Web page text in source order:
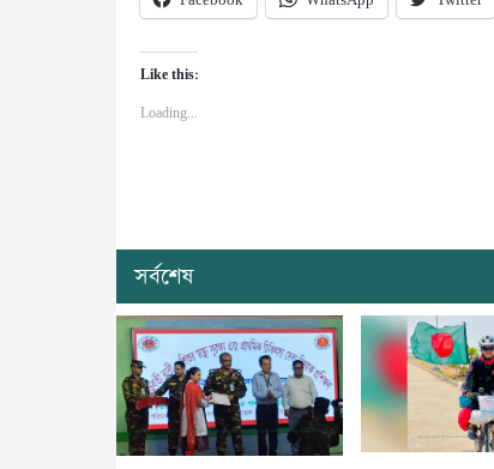
Like this:
Loading...
সর্বশেষ